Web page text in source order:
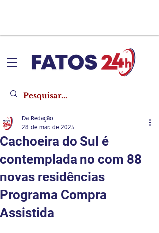
​Cachoeira do Sul é
contemplada no com 88
novas residências
Programa Compra
Assistida
Da Redação
28 de mar. de 2025